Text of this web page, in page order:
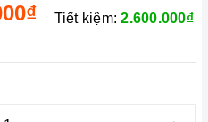
Tiết kiệm:2.600.000₫